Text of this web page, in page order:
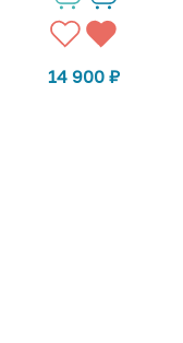
14 900 ₽